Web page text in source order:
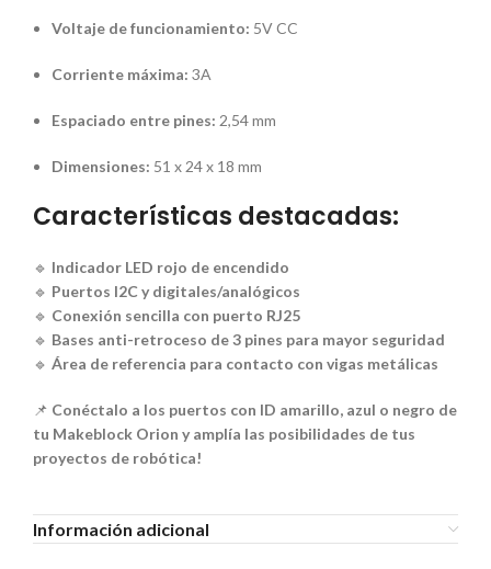
Voltaje de funcionamiento: 5V CC
Corriente máxima: 3A
Espaciado entre pines: 2,54 mm
Dimensiones: 51 x 24 x 18 mm
Características destacadas:
🔹 Indicador LED rojo de encendido
🔹 Puertos I2C y digitales/analógicos
🔹 Conexión sencilla con puerto RJ25
🔹 Bases anti-retroceso de 3 pines para mayor seguridad
🔹 Área de referencia para contacto con vigas metálicas
📌 Conéctalo a los puertos con ID amarillo, azul o negro de
tu Makeblock Orion y amplía las posibilidades de tus
proyectos de robótica!
Información adicional